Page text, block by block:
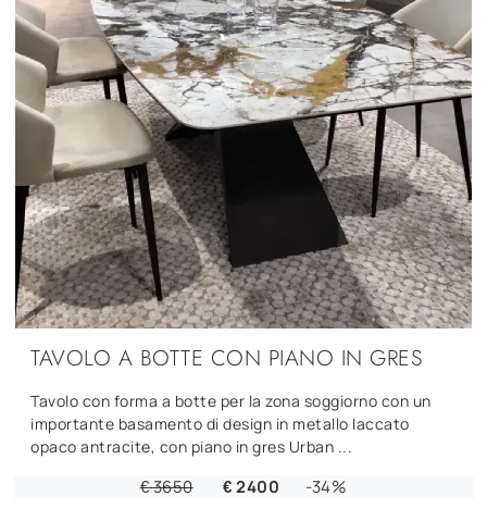
TAVOLO A BOTTE CON PIANO IN GRES
Tavolo con forma a botte per la zona soggiorno con un
importante basamento di design in metallo laccato
opaco antracite, con piano in gres Urban ...
€ 3650 € 2400 -34%